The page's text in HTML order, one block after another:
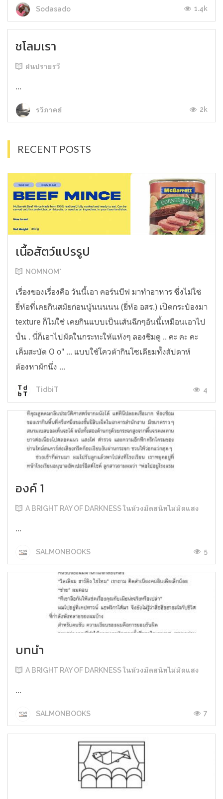
Sodasado 1.4k
ชโลมเรา
ฝนปรายรวี
...
รวีภาคย์ 2k
RECENT POSTS
เนื้อสัตว์แปรรูป
NOMNOM*
เรื่องของเรื่องคือ วันนี้เอา คอร์นบีฟ มาทำอาหาร ซึ่งไม่ใช่
ยี่ห้อที่เคยกินสมัยก่อนนู้นนนนน (ยี่ห้อ อสร.) เปิดกระป๋องมา
texture ก็ไม่ใช่ เคยกินแบบเป็นเส้นฉีกๆอันนี้เหมือนเอาไป
ปั่น . นี่ก็เอาไปผัดในกระทะให้แห้งๆ ลองชิมดู .. คะ คะ คะ
เค็มสะบัด O o" ... แบบใช้โควต้ากินโซเดียมทั้งสัปดาห์
ต้องหาผักนึ่ง ...
TidbiT 4
องค์ 1
A BRIGHT RAY OF DARKNESS ในห้วงมืดสนิทไม่มิดแสง
...
SALMONBOOKS 5
บทนำ
A BRIGHT RAY OF DARKNESS ในห้วงมืดสนิทไม่มิดแสง
...
SALMONBOOKS 7